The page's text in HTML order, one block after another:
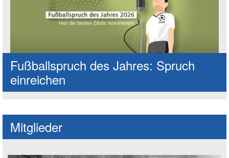
Fußballspruch des Jahres: Spruch
einreichen
Mitglieder